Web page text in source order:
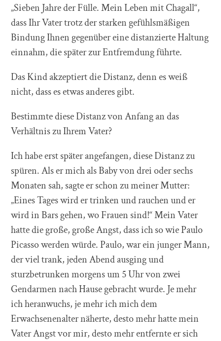
„Sieben Jahre der Fülle. Mein Leben mit Chagall“,
dass Ihr Vater trotz der starken gefühlsmäßigen
Bindung Ihnen gegenüber eine distanzierte Haltung
einnahm, die später zur Entfremdung führte.
Das Kind akzeptiert die Distanz, denn es weiß
nicht, dass es etwas anderes gibt.
Bestimmte diese Distanz von Anfang an das
Verhältnis zu Ihrem Vater?
Ich habe erst später angefangen, diese Distanz zu
spüren. Als er mich als Baby von drei oder sechs
Monaten sah, sagte er schon zu meiner Mutter:
„Eines Tages wird er trinken und rauchen und er
wird in Bars gehen, wo Frauen sind!“ Mein Vater
hatte die große, große Angst, dass ich so wie Paulo
Picasso werden würde. Paulo, war ein junger Mann,
der viel trank, jeden Abend ausging und
sturzbetrunken morgens um 5 Uhr von zwei
Gendarmen nach Hause gebracht wurde. Je mehr
ich heranwuchs, je mehr ich mich dem
Erwachsenenalter näherte, desto mehr hatte mein
Vater Angst vor mir, desto mehr entfernte er sich